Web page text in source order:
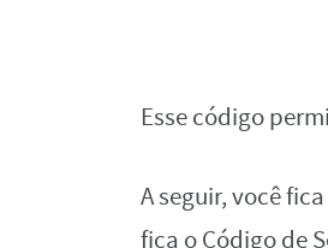
Esse código
A seguir, você
fica o Código de